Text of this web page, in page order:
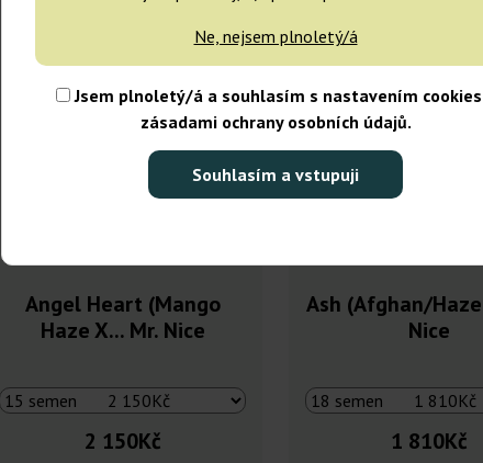
Ne, nejsem plnoletý/á
Jsem plnoletý/á a souhlasím s nastavením
zásadami ochrany osobních údajů.
Souhlasím a vstupuji
Angel Heart (Mango
Haze X... Mr. Nice
2 150Kč
Ash (Afghan/Haze
Nice
1 810Kč